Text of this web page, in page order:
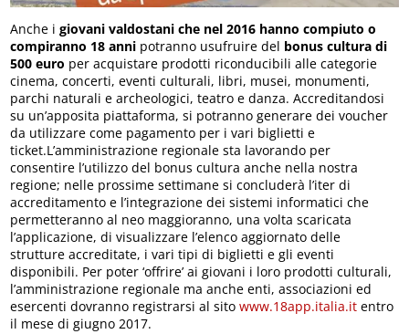
Anche i giovani valdostani che nel 2016 hanno compiuto o
compiranno 18 anni potranno usufruire del bonus cultura di
500 euro per acquistare prodotti riconducibili alle categorie
cinema, concerti, eventi culturali, libri, musei, monumenti,
parchi naturali e archeologici, teatro e danza. Accreditandosi
su un’apposita piattaforma, si potranno generare dei voucher
da utilizzare come pagamento per i vari biglietti e
ticket.L’amministrazione regionale sta lavorando per
consentire l’utilizzo del bonus cultura anche nella nostra
regione; nelle prossime settimane si concluderà l’iter di
accreditamento e l’integrazione dei sistemi informatici che
permetteranno al neo maggioranno, una volta scaricata
l’applicazione, di visualizzare l’elenco aggiornato delle
strutture accreditate, i vari tipi di biglietti e gli eventi
disponibili. Per poter ‘offrire’ ai giovani i loro prodotti culturali,
l’amministrazione regionale ma anche enti, associazioni ed
esercenti dovranno registrarsi al sitowww.18app.italia.itentro
il mese di giugno 2017.